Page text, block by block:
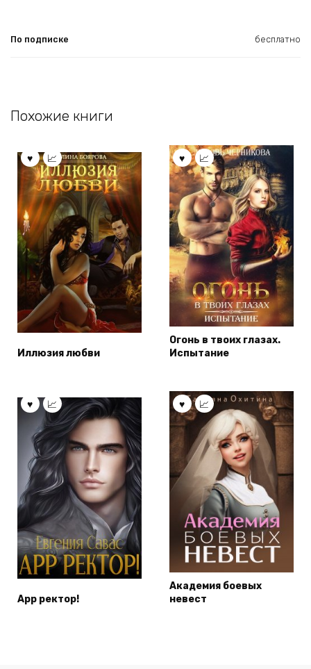
По подписке бесплатно
Похожие книги
Иллюзия любви
Огонь в твоих глазах.
Испытание
Арр ректор!
Академия боевых
невест